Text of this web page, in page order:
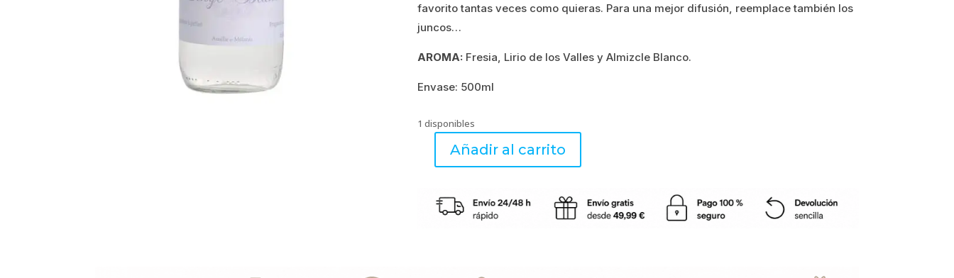
favorito tantas veces como quieras. Para una mejor difusión, reemplace también los
juncos…
AROMA: Fresia, Lirio de los Valles y Almizcle Blanco.
Envase: 500ml
1 disponibles
LINGE
Recarga
Añadir al carrito